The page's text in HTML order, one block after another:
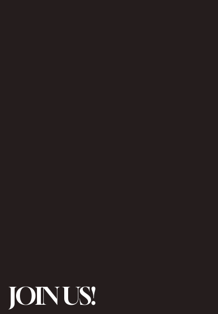
JOIN US!